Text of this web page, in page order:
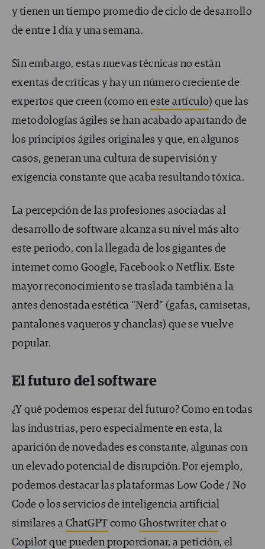
y tienen un tiempo promedio de ciclo de desarrollo
de entre 1 día y una semana.
Sin embargo, estas nuevas técnicas no están
exentas de críticas y hay un número creciente de
expertos que creen (como eneste artículo) que las
metodologías ágiles se han acabado apartando de
los principios ágiles originales y que, en algunos
casos, generan una cultura de supervisión y
exigencia constante que acaba resultando tóxica.
La percepción de las profesiones asociadas al
desarrollo de software alcanza su nivel más alto
este periodo, con la llegada de los gigantes de
internet como Google, Facebook o Netflix. Este
mayor reconocimiento se traslada también a la
antes denostada estética “Nerd” (gafas, camisetas,
pantalones vaqueros y chanclas) que se vuelve
popular.
El futuro del software
¿Y qué podemos esperar del futuro? Como en todas
las industrias, pero especialmente en esta, la
aparición de novedades es constante, algunas con
un elevado potencial de disrupción. Por ejemplo,
podemos destacar las plataformas Low Code / No
Code o los servicios de inteligencia artificial
similares a ChatGPT comoGhostwriter chat o
Copilot que pueden proporcionar, a petición, el